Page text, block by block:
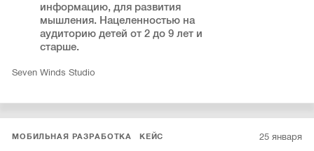
информацию, для развития
мышления. Нацеленностью на
аудиторию детей от 2 до 9 лет и
старше.
Seven Winds Studio
МОБИЛЬНАЯ РАЗРАБОТКА КЕЙС 25 января